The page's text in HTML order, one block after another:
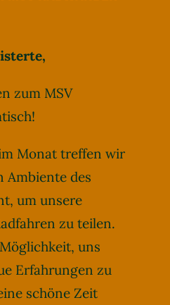
zum MSV
Monat treffen wir
Ambiente des
, um unsere
zu teilen.
uns
Erfahrungen zu
schöne Zeit